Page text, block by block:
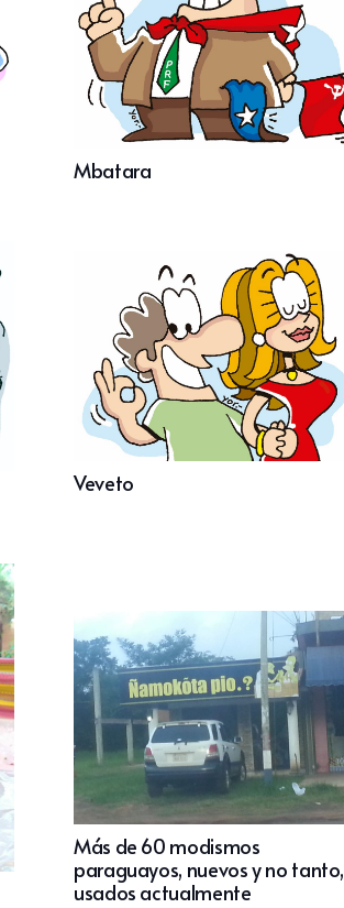
Mbatara
Veveto
Más de 60 modismos
paraguayos, nuevos y no tanto,
usados actualmente